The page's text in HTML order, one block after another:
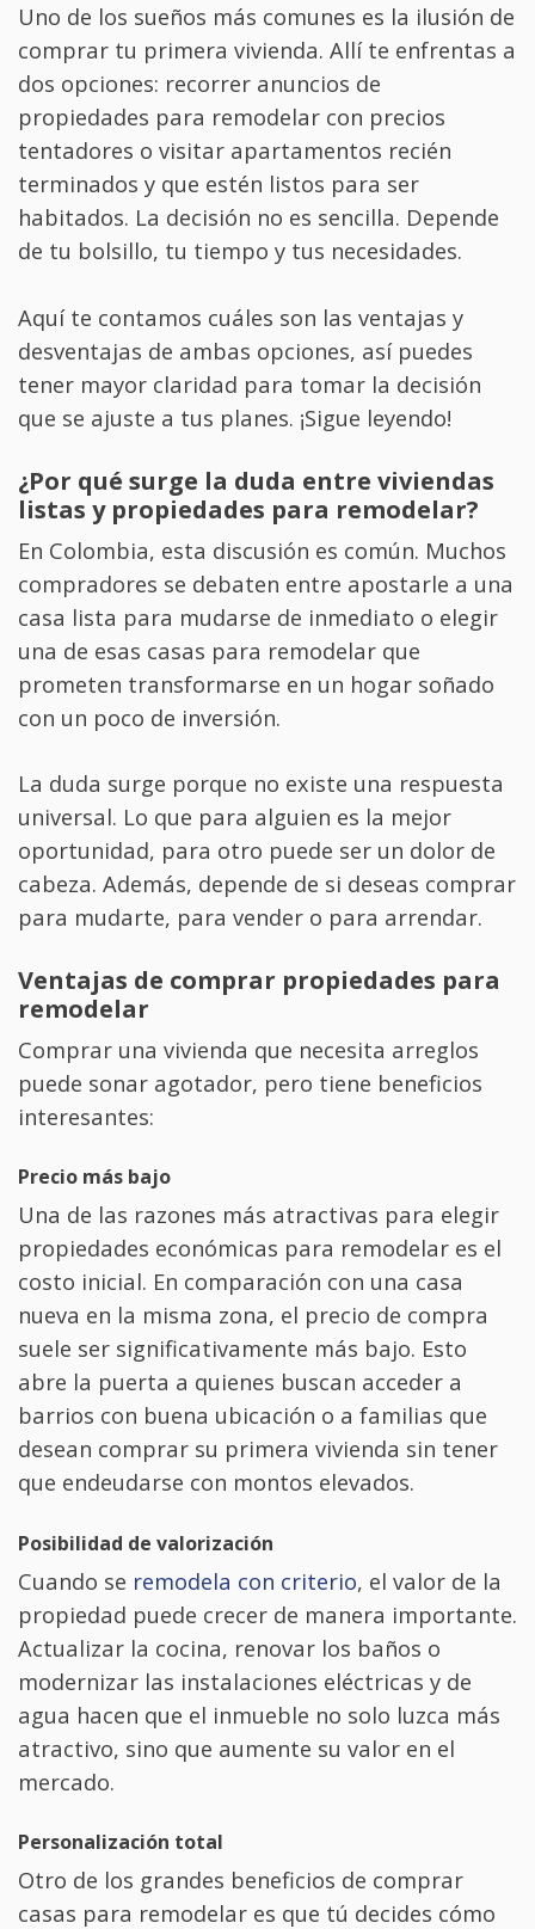
Uno de los sueños más comunes es la ilusión de
comprar tu primera vivienda. Allí te enfrentas a
dos opciones: recorrer anuncios de
propiedades para remodelar con precios
tentadores o visitar apartamentos recién
terminados y que estén listos para ser
habitados. La decisión no es sencilla. Depende
de tu bolsillo, tu tiempo y tus necesidades.
Aquí te contamos cuáles son las ventajas y
desventajas de ambas opciones, así puedes
tener mayor claridad para tomar la decisión
que se ajuste a tus planes. ¡Sigue leyendo!
¿Por qué surge la duda entre viviendas
listas y propiedades para remodelar?
En Colombia, esta discusión es común. Muchos
compradores se debaten entre apostarle a una
casa lista para mudarse de inmediato o elegir
una de esas casas para remodelar que
prometen transformarse en un hogar soñado
con un poco de inversión.
La duda surge porque no existe una respuesta
universal. Lo que para alguien es la mejor
oportunidad, para otro puede ser un dolor de
cabeza. Además, depende de si deseas comprar
para mudarte, para vender o para arrendar.
Ventajas de comprar propiedades para
remodelar
Comprar una vivienda que necesita arreglos
puede sonar agotador, pero tiene beneficios
interesantes:
Precio más bajo
Una de las razones más atractivas para elegir
propiedades económicas para remodelar es el
costo inicial. En comparación con una casa
nueva en la misma zona, el precio de compra
suele ser significativamente más bajo. Esto
abre la puerta a quienes buscan acceder a
barrios con buena ubicación o a familias que
desean comprar su primera vivienda sin tener
que endeudarse con montos elevados.
Posibilidad de valorización
Cuando se remodela con criterio, el valor de la
propiedad puede crecer de manera importante.
Actualizar la cocina, renovar los baños o
modernizar las instalaciones eléctricas y de
agua hacen que el inmueble no solo luzca más
atractivo, sino que aumente su valor en el
mercado.
Personalización total
Otro de los grandes beneficios de comprar
casas para remodelar es que tú decides cómo